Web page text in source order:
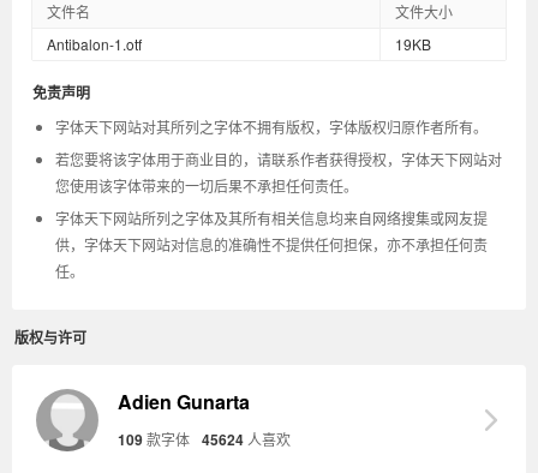
文件名
文件大小
Antibalon-1.otf
19KB
免责声明
字体天下网站对其所列之字体不拥有版权，字体版权归原作者所有。
若您要将该字体用于商业目的，请联系作者获得授权，字体天下网站对
您使用该字体带来的一切后果不承担任何责任。
字体天下网站所列之字体及其所有相关信息均来自网络搜集或网友提
供，字体天下网站对信息的准确性不提供任何担保，亦不承担任何责
任。
版权与许可
Adien Gunarta
109款字体 45624 人喜欢